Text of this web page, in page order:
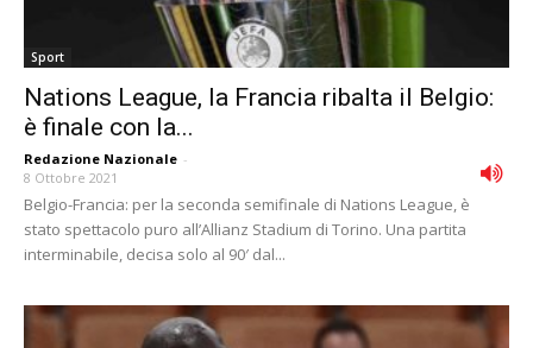
Sport
Nations League, la Francia ribalta il Belgio:
è finale con la...
Redazione Nazionale -
8 Ottobre 2021
Belgio-Francia: per la seconda semifinale di Nations League, è
stato spettacolo puro all’Allianz Stadium di Torino. Una partita
interminabile, decisa solo al 90′ dal...